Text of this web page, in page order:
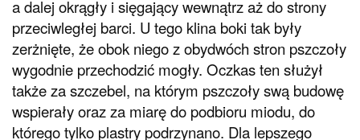
a dalej okrągły i sięgający wewnątrz aż do strony
przeciwległej barci. U tego klina boki tak były
zerżnięte, że obok niego z obydwóch stron pszczoły
wygodnie przechodzić mogły. Oczkas ten służył
także za szczebel, na którym pszczoły swą budowę
wspierały oraz za miarę do podbioru miodu, do
którego tylko plastry podrzynano. Dla lepszego